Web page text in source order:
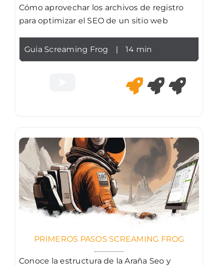
Cómo aprovechar los archivos de registro
para optimizar el SEO de un sitio web
Guia Screaming Frog | 14 min
PRIMEROS PASOS SCREAMING FROG
Conoce la estructura de la Araña Seo y